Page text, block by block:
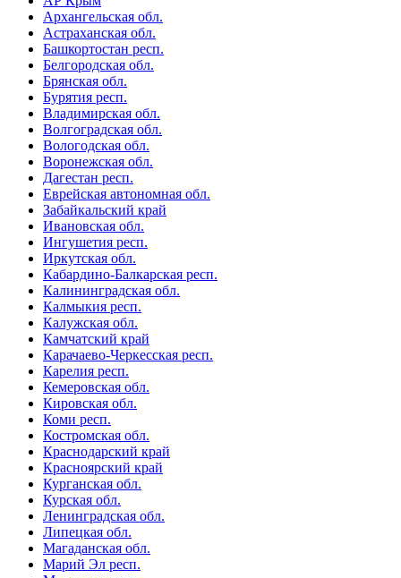
Архангельская обл.
Астраханская обл.
Башкортостан респ.
Белгородская обл.
Брянская обл.
Бурятия респ.
Владимирская обл.
Волгоградская обл.
Вологодская обл.
Воронежская обл.
Дагестан респ.
Еврейская автономная обл.
Забайкальский край
Ивановская обл.
Ингушетия респ.
Иркутская обл.
Кабардино-Балкарская респ.
Калининградская обл.
Калмыкия респ.
Калужская обл.
Камчатский край
Карачаево-Черкесская респ.
Карелия респ.
Кемеровская обл.
Кировская обл.
Коми респ.
Костромская обл.
Краснодарский край
Красноярский край
Курганская обл.
Курская обл.
Ленинградская обл.
Липецкая обл.
Магаданская обл.
Марий Эл респ.